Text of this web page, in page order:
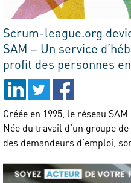
Scrum-league.org
SAM – Un service
profit des personnes
Créée en 1995, le réseau
Née du travail d’un groupe
des demandeurs d’emploi,